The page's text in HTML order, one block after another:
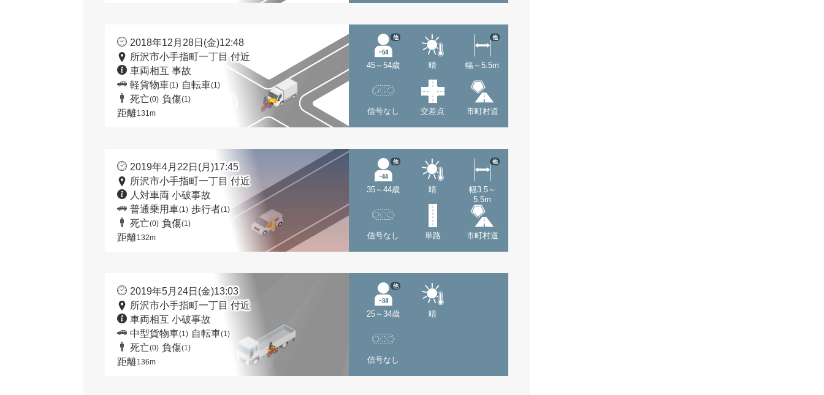
2018年12月28日(金)12:48
所沢市小手指町一丁目 付近
車両相互 事故
軽貨物車(1) 自転車(1)
死亡(0) 負傷(1)
距離131m
45～54歳
他
晴 幅～5.5m
他
信号なし 交差点 市町村道
2019年4月22日(月)17:45
所沢市小手指町一丁目 付近
人対車両 小破事故
普通乗用車(1) 歩行者(1)
死亡(0) 負傷(1)
距離132m
35～44歳
他
晴
幅3.5～
5.5m
他
信号なし 単路 市町村道
2019年5月24日(金)13:03
所沢市小手指町一丁目 付近
車両相互 小破事故
中型貨物車(1) 自転車(1)
死亡(0) 負傷(1)
距離136m
25～34歳
他
晴
信号なし